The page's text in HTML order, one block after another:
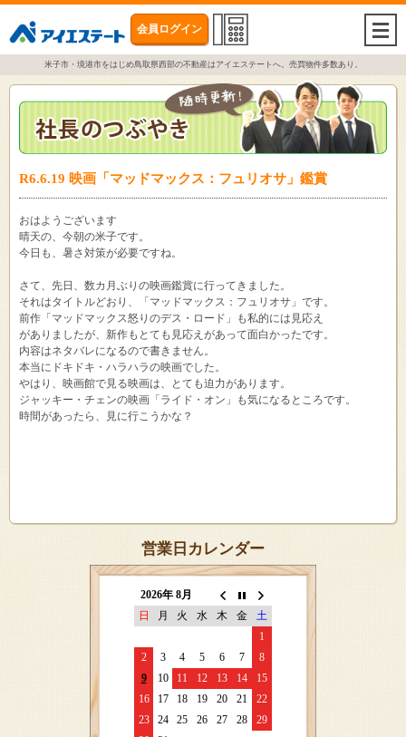
会員ログイン
米子市・境港市をはじめ鳥取県西部の不動産はアイエステートへ。売買物件多数あり。
R6.6.19 映画「マッドマックス：フュリオサ」鑑賞
おはようございます
晴天の、今朝の米子です。
今日も、暑さ対策が必要ですね。
さて、先日、数カ月ぶりの映画鑑賞に行ってきました。
それはタイトルどおり、「マッドマックス：フュリオサ」です。
前作「マッドマックス怒りのデス・ロード」も私的には見応え
がありましたが、新作もとても見応えがあって面白かったです。
内容はネタバレになるので書きません。
本当にドキドキ・ハラハラの映画でした。
やはり、映画館で見る映画は、とても迫力があります。
ジャッキー・チェンの映画「ライド・オン」も気になるところです。
時間があったら、見に行こうかな？
営業日カレンダー
2026年 8月
日
月 火 水 木 金
土
1
2
3 4 5 6 7
8
9
10 11 12 13 14
15
16
17 18 19 20 21
22
23
24 25 26 27 28
29